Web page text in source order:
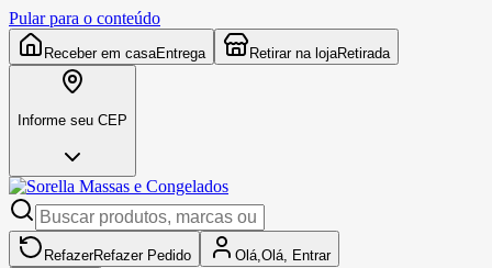
Pular para o conteúdo
Receber em casaEntrega Retirar na lojaRetirada
Informe seu CEP
RefazerRefazer Pedido Olá, Olá, Entrar